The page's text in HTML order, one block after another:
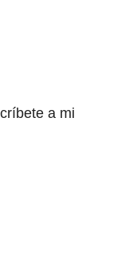
a mi